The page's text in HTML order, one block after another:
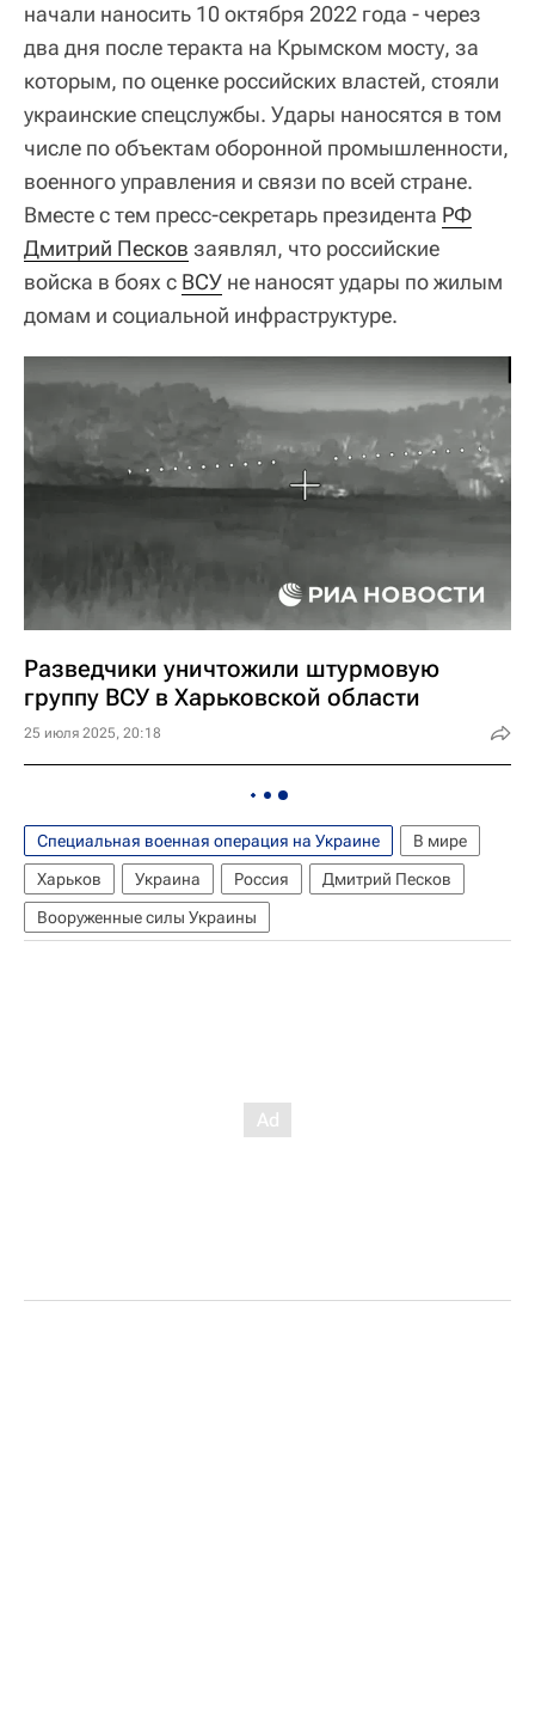
начали наносить 10 октября 2022 года - через
два дня после теракта на Крымском мосту, за
которым, по оценке российских властей, стояли
украинские спецслужбы. Удары наносятся в том
числе по объектам оборонной промышленности,
военного управления и связи по всей стране.
Вместе с тем пресс-секретарь президента РФ
Дмитрий Песков заявлял, что российские
войска в боях с ВСУ не наносят удары по жилым
домам и социальной инфраструктуре.
Разведчики уничтожили штурмовую
группу ВСУ в Харьковской области
25 июля 2025, 20:18
Специальная военная операция на Украине
В мире
Харьков
Украина Россия
Дмитрий Песков
Вооруженные силы Украины